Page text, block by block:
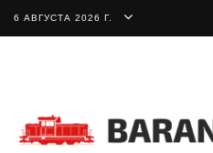
6 АВГУСТА 2026 Г.